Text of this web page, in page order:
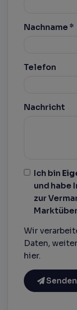
Nachname
Telefon
Nachricht
Ich bin
und habe
zur
Wir
Daten,
hier.
Senden